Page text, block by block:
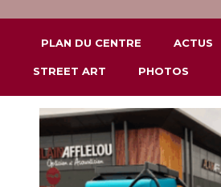
PLAN DU CENTRE ACTUS
STREET ART PHOTOS